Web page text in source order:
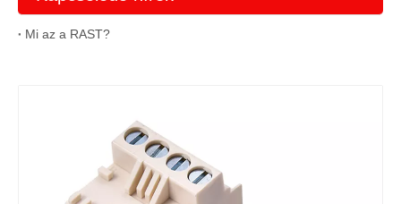
Mi az a RAST?